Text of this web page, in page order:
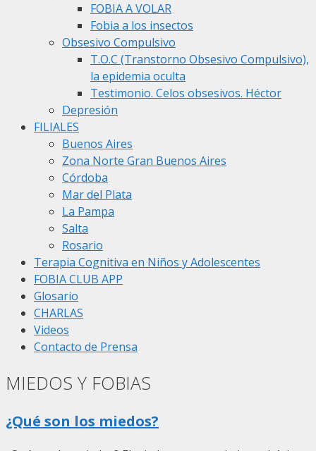
FOBIA A VOLAR
Fobia a los insectos
Obsesivo Compulsivo
T.O.C (Transtorno Obsesivo Compulsivo),
la epidemia oculta
Testimonio. Celos obsesivos. Héctor
Depresión
FILIALES
Buenos Aires
Zona Norte Gran Buenos Aires
Córdoba
Mar del Plata
La Pampa
Salta
Rosario
Terapia Cognitiva en Niños y Adolescentes
FOBIA CLUB APP
Glosario
CHARLAS
Videos
Contacto de Prensa
MIEDOS Y FOBIAS
¿Qué son los miedos?